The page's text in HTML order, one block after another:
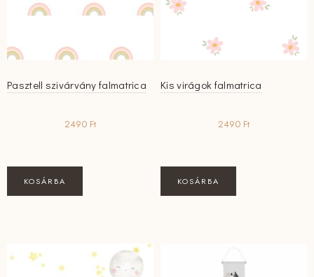
Pasztell szivárvány falmatrica
2490 Ft
KOSÁRBA
Kis virágok falmatrica
2490 Ft
KOSÁRBA